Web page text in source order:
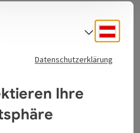
Datenschutzerklärung
Ihre